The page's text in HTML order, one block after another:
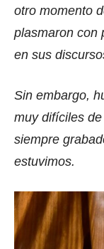
otro momento
plasmaron con
en sus
Sin embargo,
muy difíciles
siempre
estuvimos.